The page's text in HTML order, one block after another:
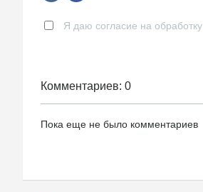
Я даю согласие на обработку
Комментариев: 0
Пока еще не было комментариев